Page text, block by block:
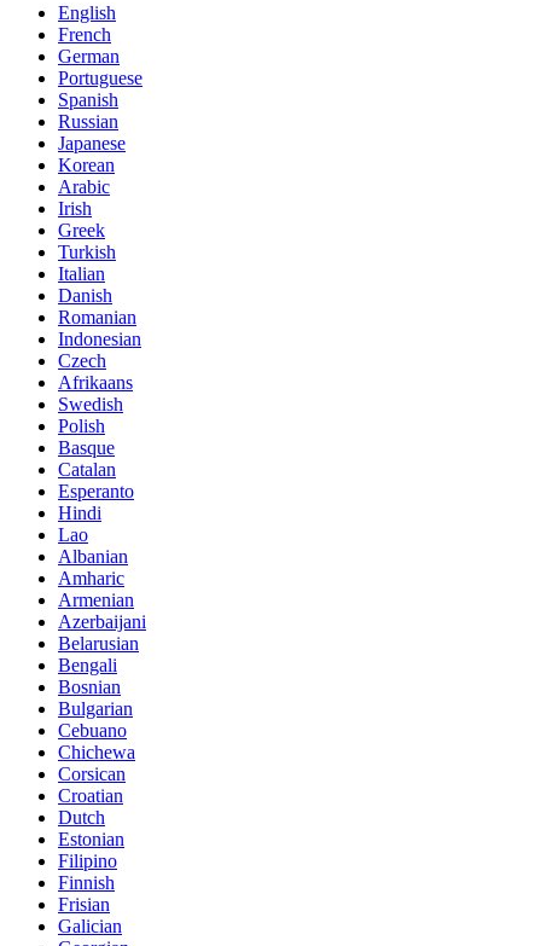
English
French
German
Portuguese
Spanish
Russian
Japanese
Korean
Arabic
Irish
Greek
Turkish
Italian
Danish
Romanian
Indonesian
Czech
Afrikaans
Swedish
Polish
Basque
Catalan
Esperanto
Hindi
Lao
Albanian
Amharic
Armenian
Azerbaijani
Belarusian
Bengali
Bosnian
Bulgarian
Cebuano
Chichewa
Corsican
Croatian
Dutch
Estonian
Filipino
Finnish
Frisian
Galician